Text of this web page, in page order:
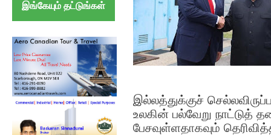
இங்கேயும் தட்டுங்கள்
இல்லத்துக்குச்
உலகின் பல்வேறு நாட்டுத்
பேசவுள்ளதாகவும்